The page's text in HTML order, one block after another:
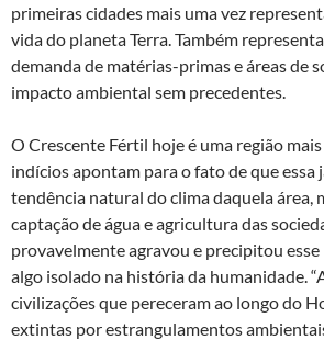
primeiras cidades mais uma vez
vida do planeta Terra. Também
demanda de matérias-primas e áreas de
impacto ambiental sem precedentes.
O Crescente Fértil hoje é uma região
indícios apontam para o fato de que essa
tendência natural do clima daquela área,
captação de água e agricultura das
provavelmente agravou e precipitou esse
algo isolado na história da humanidade.
civilizações que pereceram ao longo do
extintas por estrangulamentos